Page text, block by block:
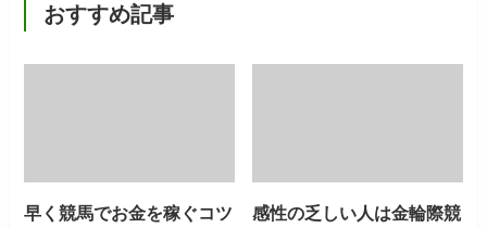
おすすめ記事
早く競馬でお金を稼ぐコツ
感性の乏しい人は金輪際競